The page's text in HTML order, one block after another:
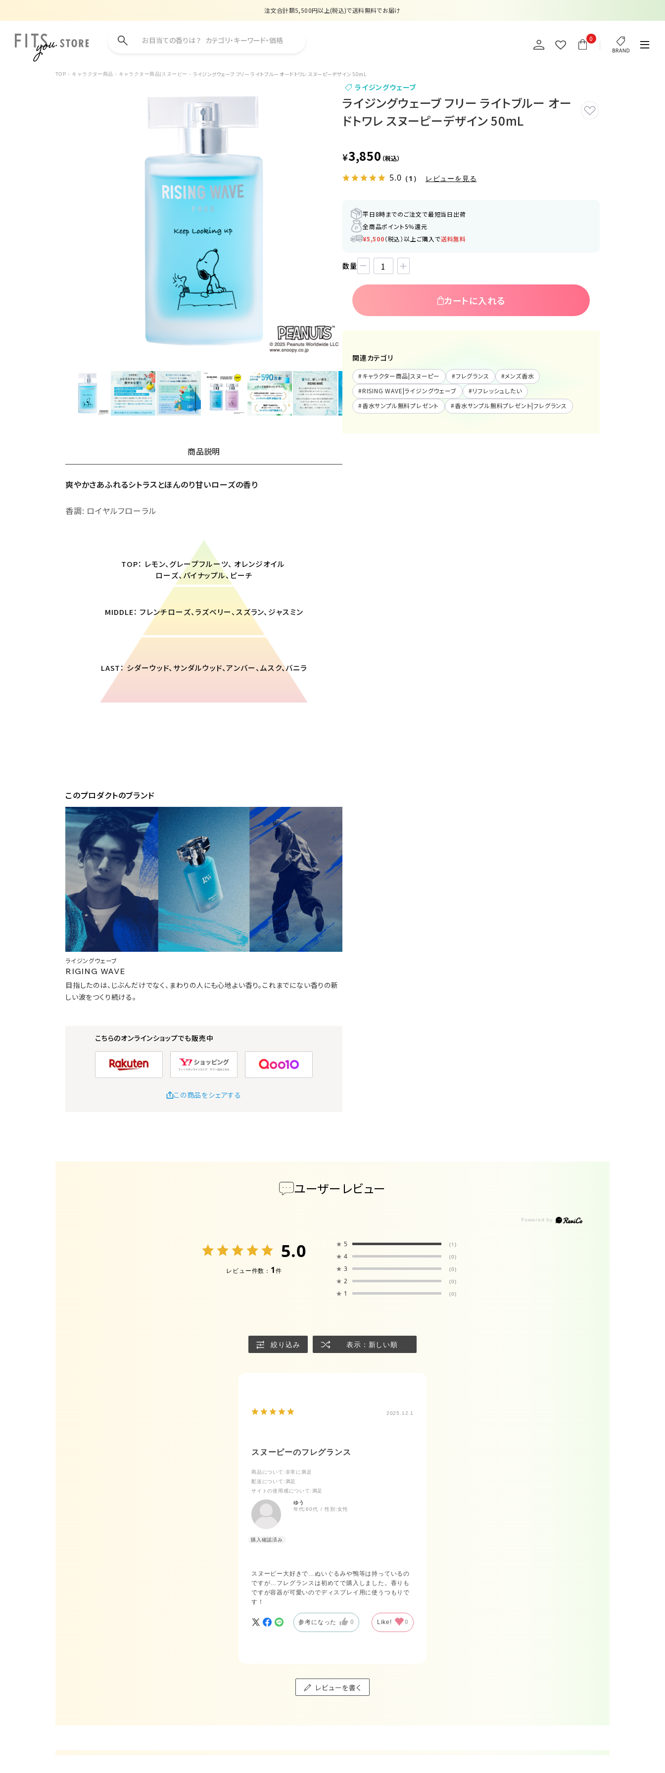
注文合計額5,500円以上(税込)で送料無料でお届け
【数量限定】購入金額6,000円(税込)以上で香水サンプルプレゼント
注文合計額5,500円以上(税込)で送料無料でお届け
0
お目当ての香りは？ カテゴリ・キーワード・価格
TOP キャラクター商品 キャラクター商品|スヌーピー ライジングウェーブ フリー ライトブルー オードトワレ スヌーピーデザイン 50mL
商品説明
爽やかさあふれるシトラスとほんのり甘いローズの香り
香調: ロイヤルフローラル
TOP： レモン、グレープフルーツ、 オレンジオイル
ローズ、パイナップル、ピーチ
MIDDLE： フレンチローズ、ラズベリー、スズラン、ジャスミン
LAST： シダーウッド、サンダルウッド、アンバー、ムスク、バニラ
このプロダクトのブランド
ライジングウェーブ
RIGING WAVE
目指したのは、じぶんだけでなく、まわりの人にも心地よい香り。これまでにない香りの新
しい波をつくり続ける。
こちらのオンラインショップでも販売中
この商品をシェアする
ライジングウェーブ
ライジングウェーブ フリー ライトブルー オー
ドトワレ スヌーピーデザイン 50mL
¥3,850 （税込）
5.0 （1） レビューを見る
平日8時までのご注文で最短当日出荷
全商品ポイント5％還元
¥5,500（税込）以上ご購入で送料無料
数量
カートに入れる
関連カテゴリ
#キャラクター商品|スヌーピー #フレグランス #メンズ香水
#RISING WAVE|ライジングウェーブ #リフレッシュしたい
#香水サンプル無料プレゼント #香水サンプル無料プレゼント|フレグランス
ユーザーレビュー
5.0
レビュー件数： 1件
★ 5 (1)
★ 4 (0)
★ 3 (0)
★ 2 (0)
★ 1 (0)
絞り込み 表示：新しい順
2025.12.1
スヌーピーのフレグランス
商品について :非常に満足
配送について :満足
サイトの使用感について :満足
ゆう
年代:60代 性別:女性
スヌーピー大好きで…ぬいぐるみや鴨等は持っているの
ですが…フレグランスは初めてで購入しました。香りも
ですが容器が可愛いのでディスプレイ用に使うつもりで
す！
参考になった 0 Like! 0
レビューを書く